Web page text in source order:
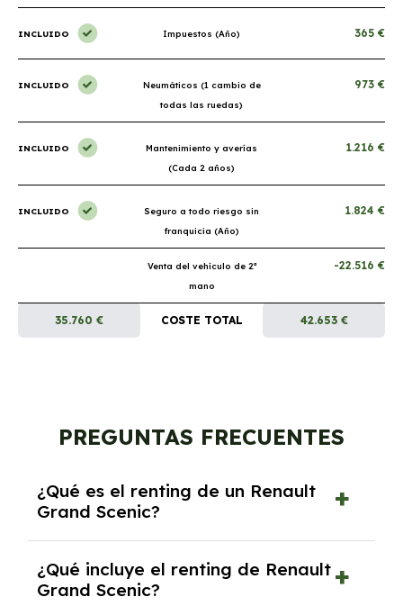
INCLUIDO Impuestos (Año) 365 €
INCLUIDO
Neumáticos (1 cambio de
todas las ruedas)
973 €
INCLUIDO
Mantenimiento y averías
(Cada 2 años)
1.216 €
INCLUIDO
Seguro a todo riesgo sin
franquicia (Año)
1.824 €
Venta del vehículo de 2ª
mano
-22.516 €
35.760 € COSTE TOTAL 42.653 €
PREGUNTAS FRECUENTES
¿Qué es el renting de un Renault
Grand Scenic?
contrato de alquiler a largo plazo en el que
pagas una cuota mensual fija por el uso del
¿Qué incluye el renting de Renault
Grand Scenic?